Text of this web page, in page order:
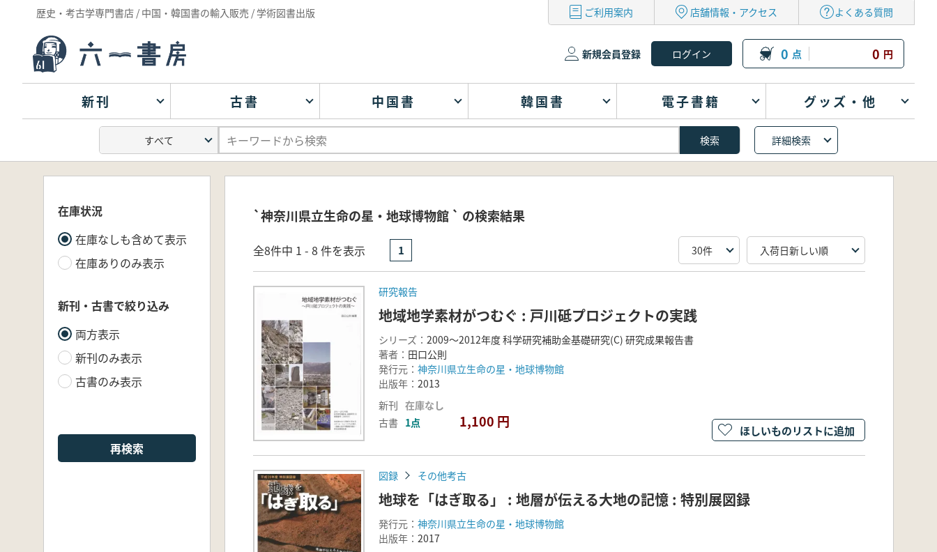
歴史・考古学専門書店 / 中国・韓国書の輸入販売 / 学術図書出版 ご利用案内 店舗情報・アクセス よくある質問
新規会員登録 0 点 0 円
新刊 古書 中国書 韓国書 電子書籍 グッズ・他
詳細検索
在庫状況
在庫なしも含めて表示
在庫ありのみ表示
新刊・古書で絞り込み
両方表示
新刊のみ表示
古書のみ表示
再検索
`神奈川県立生命の星・地球博物館 ` の検索結果
全8件中 1 - 8 件を表示 1
研究報告
地域地学素材がつむぐ : 戸川砥プロジェクトの実践
シリーズ： 2009～2012年度 科学研究補助金基礎研究(C) 研究成果報告書
著者： 田口公則
発行元： 神奈川県立生命の星・地球博物館
出版年： 2013
新刊 在庫なし
古書 1点 1,100 円
ほしいものリストに追加
図録 その他考古
地球を「はぎ取る」 : 地層が伝える大地の記憶 : 特別展図録
発行元： 神奈川県立生命の星・地球博物館
出版年： 2017